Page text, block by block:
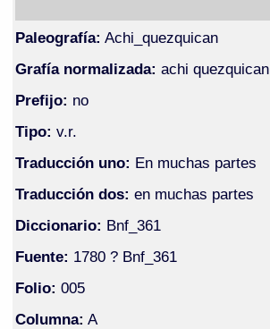
Paleografía: Achi_quezquican
Grafía normalizada: achi quezquican
Prefijo: no
Tipo: v.r.
Traducción uno: En muchas partes
Traducción dos: en muchas partes
Diccionario: Bnf_361
Fuente: 1780 ? Bnf_361
Folio: 005
Columna: A